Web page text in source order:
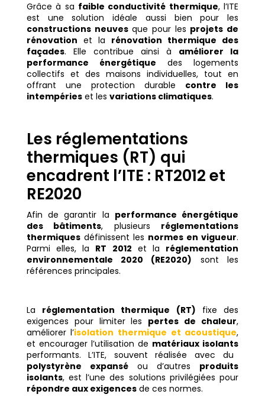
Grâce à sa faible conductivité thermique, l’ITE
est une solution idéale aussi bien pour les
constructions neuvesque pour les projets de
rénovation et la rénovation thermique des
façades. Elle contribue ainsi à améliorer la
performance énergétique des logements
collectifs et des maisons individuelles, tout en
offrant une protection durable contre les
intempérieset les variations climatiques.
Les réglementations
thermiques (RT) qui
encadrent l’ITE : RT2012 et
RE2020
Afin de garantir la performance énergétique
des bâtiments, plusieurs réglementations
thermiquesdéfinissent les normes en vigueur.
Parmi elles, la RT 2012 et la réglementation
environnementale 2020 (RE2020) sont les
références principales.
La réglementation thermique (RT) fixe des
exigences pour limiter les pertes de chaleur,
améliorer l’isolation thermique et acoustique,
et encourager l’utilisation de matériaux isolants
performants. L’ITE, souvent réalisée avec du
polystyrène expanséou d’autres produits
isolants, est l’une des solutions privilégiées pour
répondre aux exigencesde ces normes.